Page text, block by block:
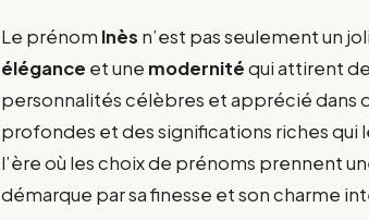
Le prénom Inès n’est pas seulement un
élégance et une modernitéqui attirent
personnalités célèbres et apprécié dans
profondes et des significations riches
l’ère où les choix de prénoms prennent
démarque par sa finesse et son charme